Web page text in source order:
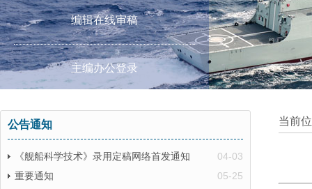
编辑在线审稿
主编办公登录
公告通知
04-03
《舰船科学技术》录用定稿网络首发通知
05-25
重要通知
当前